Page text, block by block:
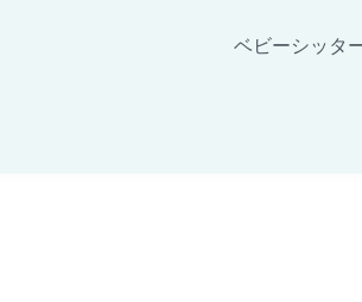
ベビーシッタ